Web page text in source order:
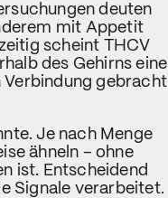
deuten
mit Appetit
scheint THCV
des Gehirns eine
Verbindung gebracht
Je nach Menge
ähneln – ohne
ist. Entscheidend
Signale verarbeitet.